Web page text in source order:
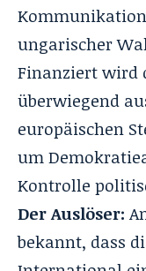
ungarischer
Finanziert wird
überwiegend
europäischen
um
Kontrolle
Der Auslöser:
bekannt, dass